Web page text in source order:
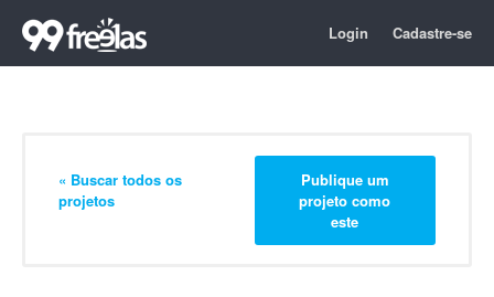
Login Cadastre-se
« Buscar todos os
projetos
Publique um
projeto como
este